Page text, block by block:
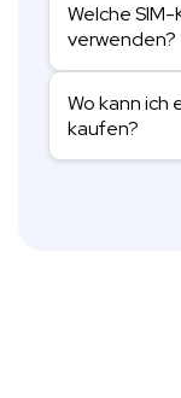
Welche
verwenden?
Wo kann ich
kaufen?